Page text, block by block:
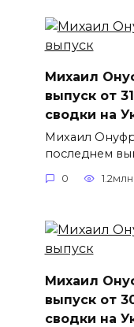
Михаил
выпуск от
сводки на
Михаил
последнем
0 1.2млн.
Михаил
выпуск от
сводки на